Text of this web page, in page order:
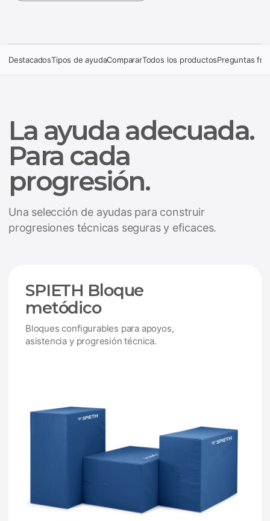
DestacadosTipos de ayudaCompararTodos los productosPreguntas
La ayuda adecuada.
Para cada
progresión.
Una selección de ayudas para construir
progresiones técnicas seguras y eficaces.
SPIETH Bloque
metódico
Bloques configurables para apoyos,
asistencia y progresión técnica.